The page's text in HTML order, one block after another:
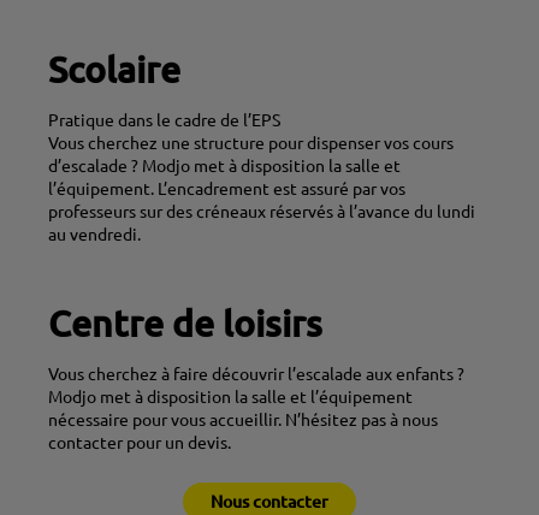
Scolaire
Pratique dans le cadre de l’EPS
Vous cherchez une structure pour dispenser vos cours
d’escalade ? Modjo met à disposition la salle et
l’équipement. L’encadrement est assuré par vos
professeurs sur des créneaux réservés à l’avance du lundi
au vendredi.
Centre de loisirs
Vous cherchez à faire découvrir l’escalade aux enfants ?
Modjo met à disposition la salle et l’équipement
nécessaire pour vous accueillir. N’hésitez pas à nous
contacter pour un devis.
Nous contacter